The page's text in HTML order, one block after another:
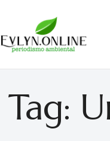
Tag:
Evlyn Online
Periodismo para